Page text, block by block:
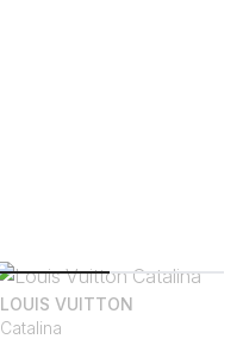
LOUIS VUITTON
Catalina